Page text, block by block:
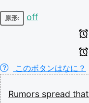
原形: off
このボタンはなに？
Rumors spread that